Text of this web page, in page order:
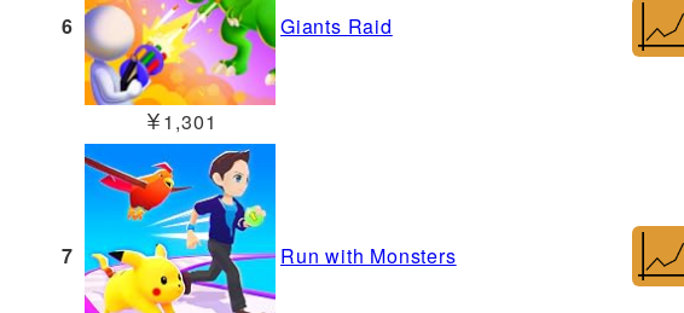
6
￥1,301
Giants Raid
7 Run with Monsters